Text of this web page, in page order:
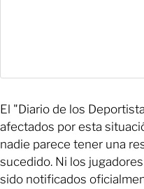
El "Diario de los
afectados por esta
nadie parece tener una
sucedido. Ni los
sido notificados